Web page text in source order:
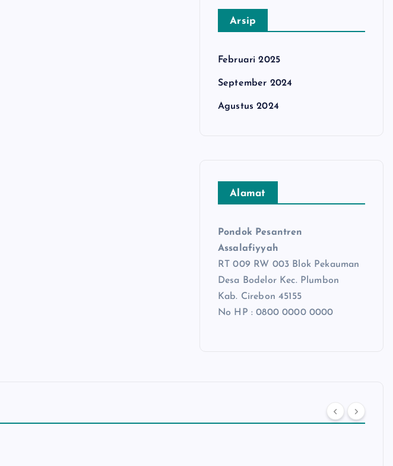
Arsip
Februari 2025
September 2024
Agustus 2024
Alamat
Pondok Pesantren
Assalafiyyah
RT 009 RW 003 Blok Pekauman
Desa Bodelor Kec. Plumbon
Kab. Cirebon 45155
No HP : 0800 0000 0000